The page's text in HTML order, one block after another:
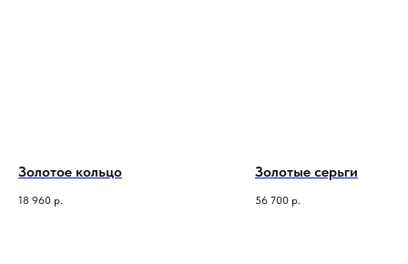
Золотое кольцо
18 960 р.
Золотые серьги
56 700 р.